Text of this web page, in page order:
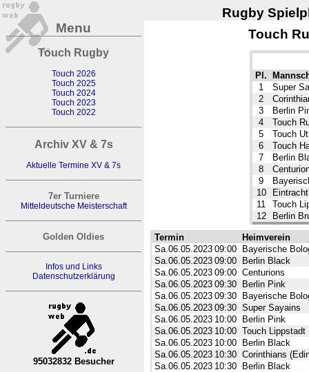
Rugby
Menu
Touch Rugby
Touch 2026
Touch 2025
Touch 2024
Touch 2023
Touch 2022
Archiv XV & 7s
Aktuelle Termine XV & 7s
7er Turniere
Mitteldeutsche Meisterschaft
Golden Oldies
Infos und Links
Datenschutzerklärung
95032832 Besucher
Touch
Pl.
1
Super
2
3
Berlin
4
Touch
5
Touch
6
Touch
7
Berlin
8
9
10
11
Touch
12
Berlin
Termin
Heimverein
Sa.06.05.2023 09:00
Bayerische
Sa.06.05.2023 09:00
Berlin Black
Sa.06.05.2023 09:00 Centurions
Sa.06.05.2023 09:30
Berlin Pink
Sa.06.05.2023 09:30
Bayerische
Sa.06.05.2023 09:30 Super Sayains
Sa.06.05.2023 10:00
Berlin Pink
Sa.06.05.2023 10:00 Touch Lippstadt
Sa.06.05.2023 10:00
Berlin Black
Sa.06.05.2023 10:30 Corinthians
Sa.06.05.2023 10:30
Berlin Black